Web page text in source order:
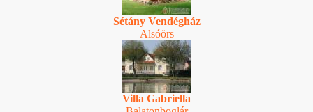
Sétány Vendégház
Alsóörs
Villa Gabriella